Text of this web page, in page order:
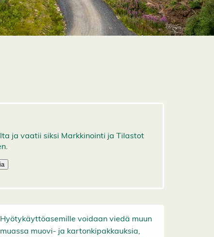
Hyötykäyttöasemille voidaan viedä muun
muassa muovi- ja kartonkipakkauksia,